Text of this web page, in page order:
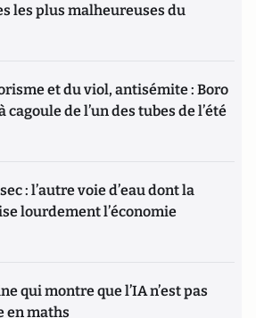
les plus malheureuses du
et du viol, antisémite : Boro
cagoule de l’un des tubes de l’été
: l’autre voie d’eau dont la
lourdement l’économie
qui montre que l’IA n’est pas
en maths